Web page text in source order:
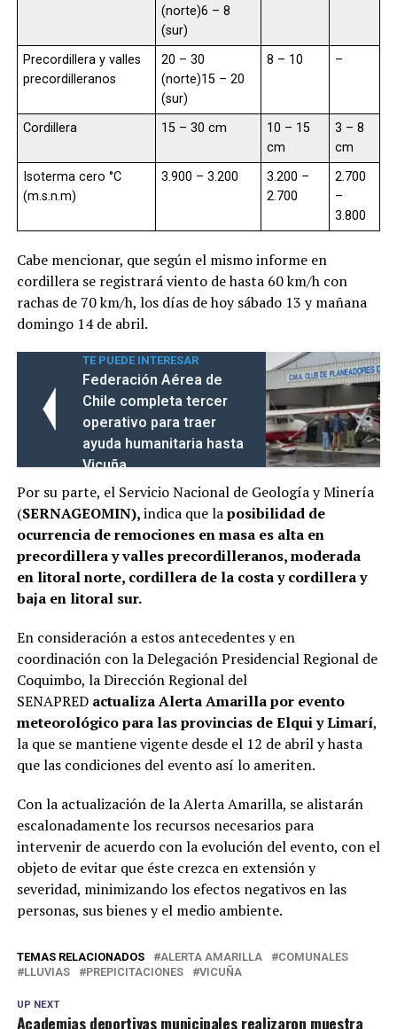
(norte)6 – 8
(sur)
Precordillera y valles
precordilleranos
20 – 30
(norte)15 – 20
(sur)
8 – 10 –
Cordillera 15 – 30 cm
10 – 15
cm
3 – 8
cm
Isoterma cero °C
(m.s.n.m)
3.900 – 3.200
3.200 –
2.700
2.700
–
3.800
Cabe mencionar, que según el mismo informe en
cordillera se registrará viento de hasta 60 km/h con
rachas de 70 km/h, los días de hoy sábado 13 y mañana
domingo 14 de abril.
TE PUEDE INTERESAR
Federación Aérea de
Chile completa tercer
operativo para traer
ayuda humanitaria hasta
Vicuña
Por su parte, el Servicio Nacional de Geología y Minería
(SERNAGEOMIN),indica que laposibilidad de
ocurrencia de remociones en masa esalta en
precordillera y valles precordilleranos, moderada
en litoral norte, cordillera de la costa y cordillera y
baja en litoral sur.
En consideración a estos antecedentes y en
coordinación con la Delegación Presidencial Regional de
Coquimbo, la Dirección Regional del
SENAPRED actualiza Alerta Amarilla por evento
meteorológico para las provincias de Elqui y Limarí,
la que se mantiene vigente desde el 12 de abril y hasta
que las condiciones del evento así lo ameriten.
Con la actualización de la Alerta Amarilla, se alistarán
escalonadamente los recursos necesarios para
intervenir de acuerdo con la evolución del evento, con el
objeto de evitar que éste crezca en extensión y
severidad, minimizando los efectos negativos en las
personas, sus bienes y el medio ambiente.
TEMAS RELACIONADOS ALERTA AMARILLA
COMUNALES
LLUVIAS
PREPICITACIONES VICUÑA
UP NEXT
Academias deportivas municipales realizaron muestra